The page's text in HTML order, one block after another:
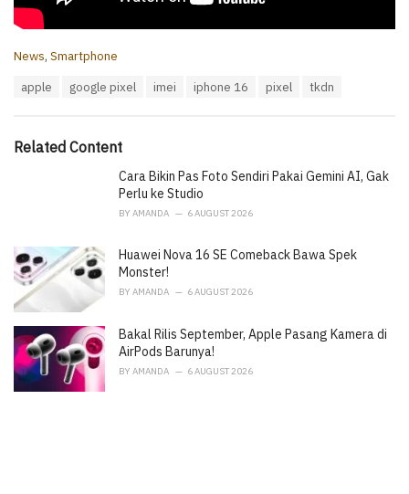
C
o
r
News, Smartphone
:
apple google pixel imei iphone 16 pixel tkdn
Related Content
Cara Bikin Pas Foto Sendiri Pakai Gemini AI, Gak
Perlu ke Studio
BY AMANDA 6 AUGUST 2026
Huawei Nova 16 SE Comeback Bawa Spek
Monster!
BY AMANDA 6 AUGUST 2026
Bakal Rilis September, Apple Pasang Kamera di
AirPods Barunya!
BY AMANDA 6 AUGUST 2026